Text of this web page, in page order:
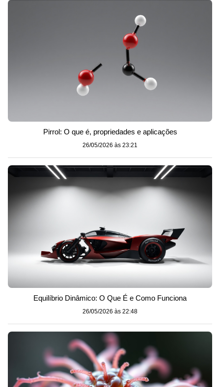
Pirrol: O que é, propriedades e aplicações
26/05/2026 às 23:21
Equilíbrio Dinâmico: O Que É e Como Funciona
26/05/2026 às 22:48